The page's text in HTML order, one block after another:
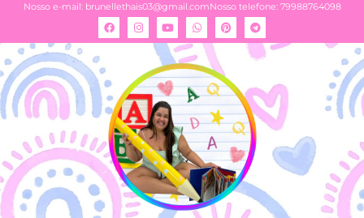
Nosso e-mail: brunellethais03@gmail.comNosso telefone: 79988764098